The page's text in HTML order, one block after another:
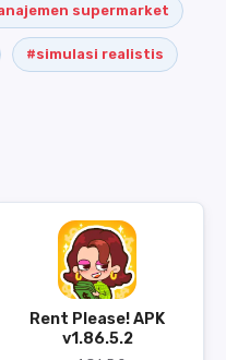
supermarket
#simulasi realistis
Rent Please! APK
v1.86.5.2